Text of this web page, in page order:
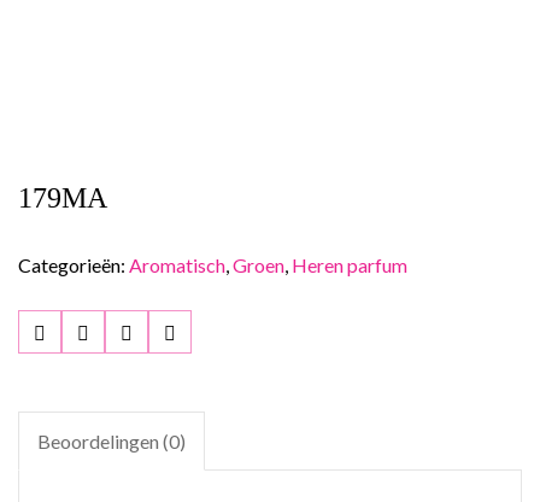
179MA
Categorieën: Aromatisch,Groen, Heren parfum
Beoordelingen (0)